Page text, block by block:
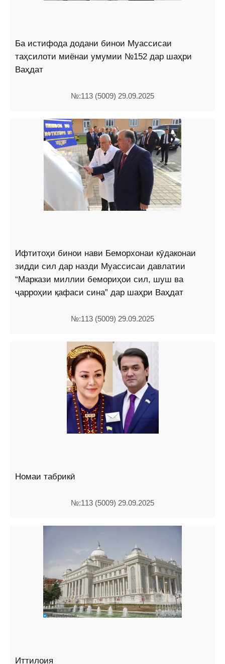
Ба истифода додани бинои Муассисаи
таҳсилоти миёнаи умумии №152 дар шаҳри
Ваҳдат
№:113 (5009) 29.09.2025
Ифтитоҳи бинои нави Беморхонаи кӯдаконаи
зидди сил дар назди Муассисаи давлатии
“Маркази миллии бемориҳои сил, шуш ва
ҷарроҳии қафаси сина” дар шаҳри Ваҳдат
№:113 (5009) 29.09.2025
Номаи табрикӣ
№:113 (5009) 29.09.2025
Иттилоия